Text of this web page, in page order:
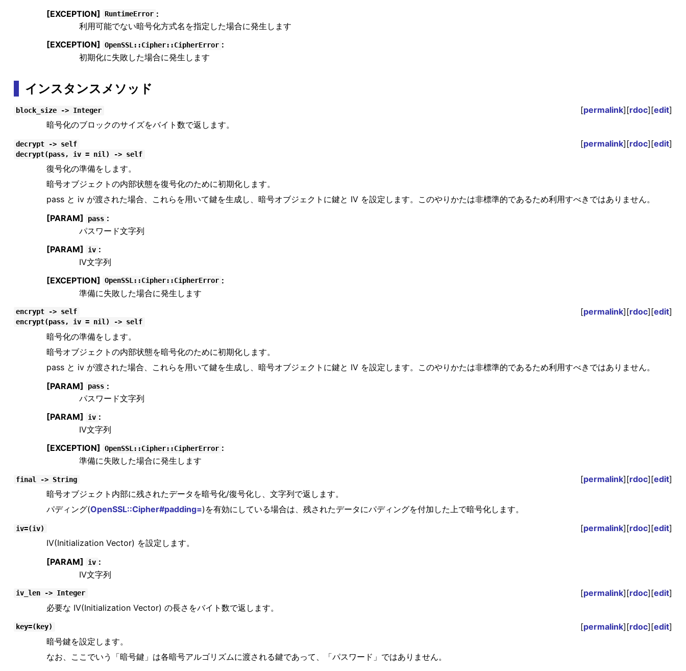
[EXCEPTION]
RuntimeError :
利用可能でない暗号化方式名を指定した場合に発生します
[EXCEPTION]
OpenSSL::Cipher::CipherError :
初期化に失敗した場合に発生します
インスタンスメソッド
block_size -> Integer [permalink][rdoc][edit]
暗号化のブロックのサイズをバイト数で返します。
decrypt -> self [permalink][rdoc][edit]
decrypt(pass, iv = nil) -> self
復号化の準備をします。
暗号オブジェクトの内部状態を復号化のために初期化します。
pass と iv が渡された場合、これらを用いて鍵を生成し、暗号オブジェクトに鍵と IV を設定します。このやりかたは非標準的であるため利用すべきではありません。
[PARAM]
pass :
パスワード文字列
[PARAM]
iv :
IV文字列
[EXCEPTION]
OpenSSL::Cipher::CipherError :
準備に失敗した場合に発生します
encrypt -> self [permalink][rdoc][edit]
encrypt(pass, iv = nil) -> self
暗号化の準備をします。
暗号オブジェクトの内部状態を暗号化のために初期化します。
pass と iv が渡された場合、これらを用いて鍵を生成し、暗号オブジェクトに鍵と IV を設定します。このやりかたは非標準的であるため利用すべきではありません。
[PARAM]
pass :
パスワード文字列
[PARAM]
iv :
IV文字列
[EXCEPTION]
OpenSSL::Cipher::CipherError :
準備に失敗した場合に発生します
final -> String [permalink][rdoc][edit]
暗号オブジェクト内部に残されたデータを暗号化/復号化し、文字列で返します。
パディング(OpenSSL::Cipher#padding=)を有効にしている場合は、残されたデータにパディングを付加した上で暗号化します。
iv=(iv) [permalink][rdoc][edit]
IV(Initialization Vector) を設定します。
[PARAM]
iv :
IV文字列
iv_len -> Integer [permalink][rdoc][edit]
必要な IV(Initialization Vector) の長さをバイト数で返します。
key=(key) [permalink][rdoc][edit]
暗号鍵を設定します。
なお、ここでいう「暗号鍵」は各暗号アルゴリズムに渡される鍵であって、「パスワード」ではありません。